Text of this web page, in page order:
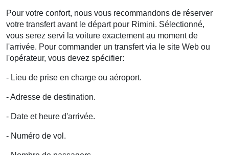
Pour votre confort, nous vous recommandons de réserver
votre transfert avant le départ pour Rimini. Sélectionné,
vous serez servi la voiture exactement au moment de
l'arrivée. Pour commander un transfert via le site Web ou
l'opérateur, vous devez spécifier:
- Lieu de prise en charge ou aéroport.
- Adresse de destination.
- Date et heure d'arrivée.
- Numéro de vol.